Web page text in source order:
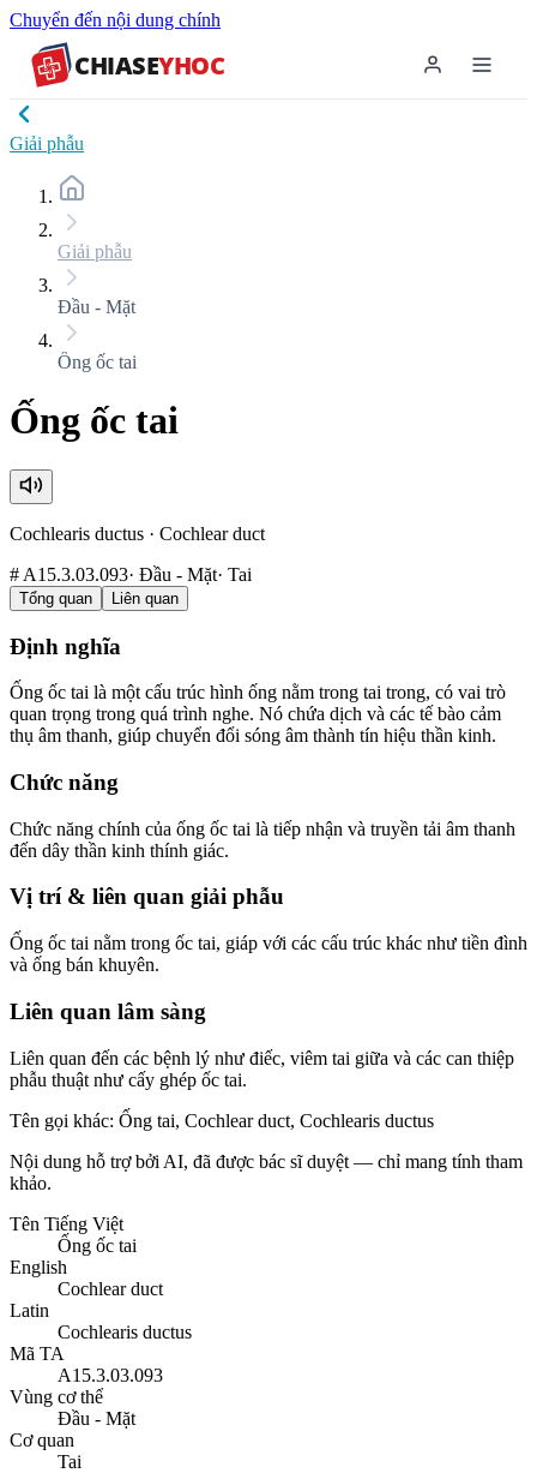
Chuyển đến nội dung chính
CHIASEYHOC
Giải phẫu
Giải phẫu
Đầu - Mặt
Ống ốc tai
Ống ốc tai
Cochlearis ductus · Cochlear duct
# A15.3.03.093· Đầu - Mặt· Tai
Tổng quan Liên quan
Định nghĩa
Ống ốc tai là một cấu trúc hình ống nằm trong tai trong, có vai trò
quan trọng trong quá trình nghe. Nó chứa dịch và các tế bào cảm
thụ âm thanh, giúp chuyển đổi sóng âm thành tín hiệu thần kinh.
Chức năng
Chức năng chính của ống ốc tai là tiếp nhận và truyền tải âm thanh
đến dây thần kinh thính giác.
Vị trí & liên quan giải phẫu
Ống ốc tai nằm trong ốc tai, giáp với các cấu trúc khác như tiền đình
và ống bán khuyên.
Liên quan lâm sàng
Liên quan đến các bệnh lý như điếc, viêm tai giữa và các can thiệp
phẫu thuật như cấy ghép ốc tai.
Tên gọi khác: Ống tai, Cochlear duct, Cochlearis ductus
Nội dung hỗ trợ bởi AI, đã được bác sĩ duyệt — chỉ mang tính tham
khảo.
Tên Tiếng Việt
Ống ốc tai
English
Cochlear duct
Latin
Cochlearis ductus
Mã TA
A15.3.03.093
Vùng cơ thể
Đầu - Mặt
Cơ quan
Tai